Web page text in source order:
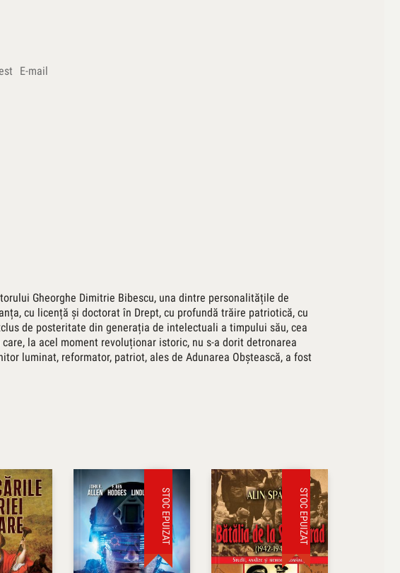
E-mail
Gheorghe Dimitrie Bibescu, una dintre personalitățile de
cu licență și doctorat în Drept, cu profundă trăire patriotică, cu
de posteritate din generația de intelectuali a timpului său, cea
la acel moment revoluționar istoric, nu s-a dorit detronarea
luminat, reformator, patriot, ales de Adunarea Obștească, a fost
STOC EPUIZAT STOC EPUIZAT